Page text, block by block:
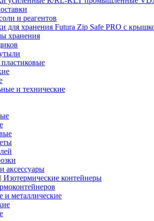
и реагентов
для хранения Futura Zip Safe PRO с
хранения
и технические
аксессуары
Изотермические контейнеры
и металлические